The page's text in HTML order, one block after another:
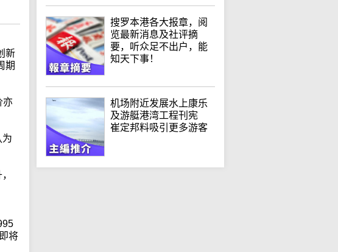
新
期
亦
为
将
搜罗本港各大报章，阅
览最新消息及社评摘
要，听众足不出户，能
知天下事！
机场附近发展水上康乐
及游艇港湾工程刊宪
崔定邦料吸引更多游客